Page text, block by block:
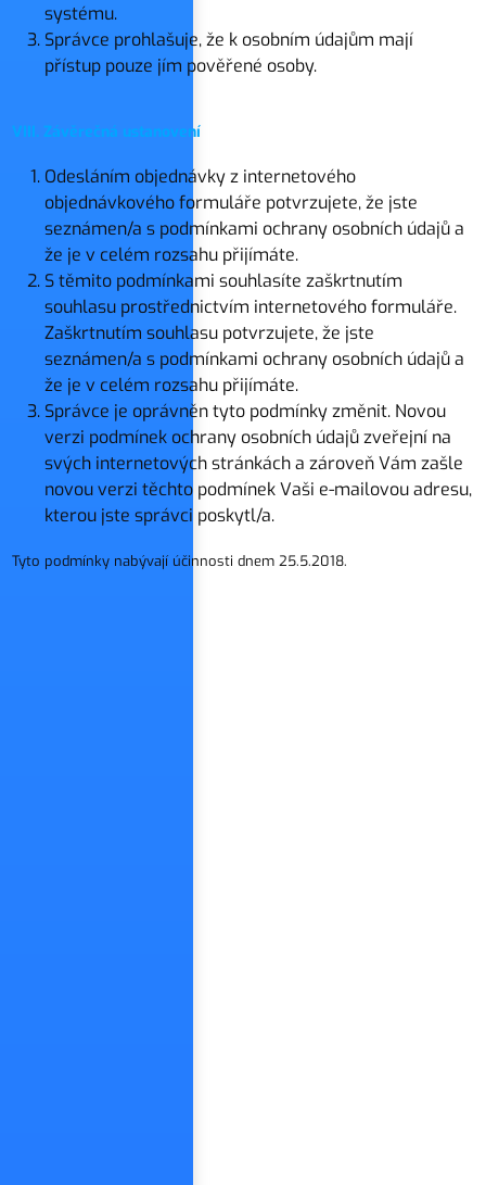
systému.
Správce prohlašuje, že k osobním údajům mají
přístup pouze jím pověřené osoby.
VIII. Závěrečná ustanovení
Odesláním objednávky z internetového
objednávkového formuláře potvrzujete, že jste
seznámen/a s podmínkami ochrany osobních údajů a
že je v celém rozsahu přijímáte.
S těmito podmínkami souhlasíte zaškrtnutím
souhlasu prostřednictvím internetového formuláře.
Zaškrtnutím souhlasu potvrzujete, že jste
seznámen/a s podmínkami ochrany osobních údajů a
že je v celém rozsahu přijímáte.
Správce je oprávněn tyto podmínky změnit. Novou
verzi podmínek ochrany osobních údajů zveřejní na
svých internetových stránkách a zároveň Vám zašle
novou verzi těchto podmínek Vaši e-mailovou adresu,
kterou jste správci poskytl/a.
Tyto podmínky nabývají účinnosti dnem 25.5.2018.